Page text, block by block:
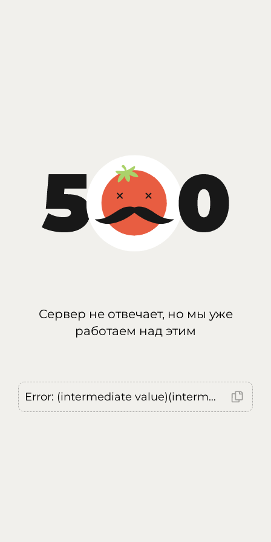
Сервер не отвечает, но мы уже
работаем над этим
Error: (intermediate value)(intermediate value)(intermediate value).replaceAll is not a function